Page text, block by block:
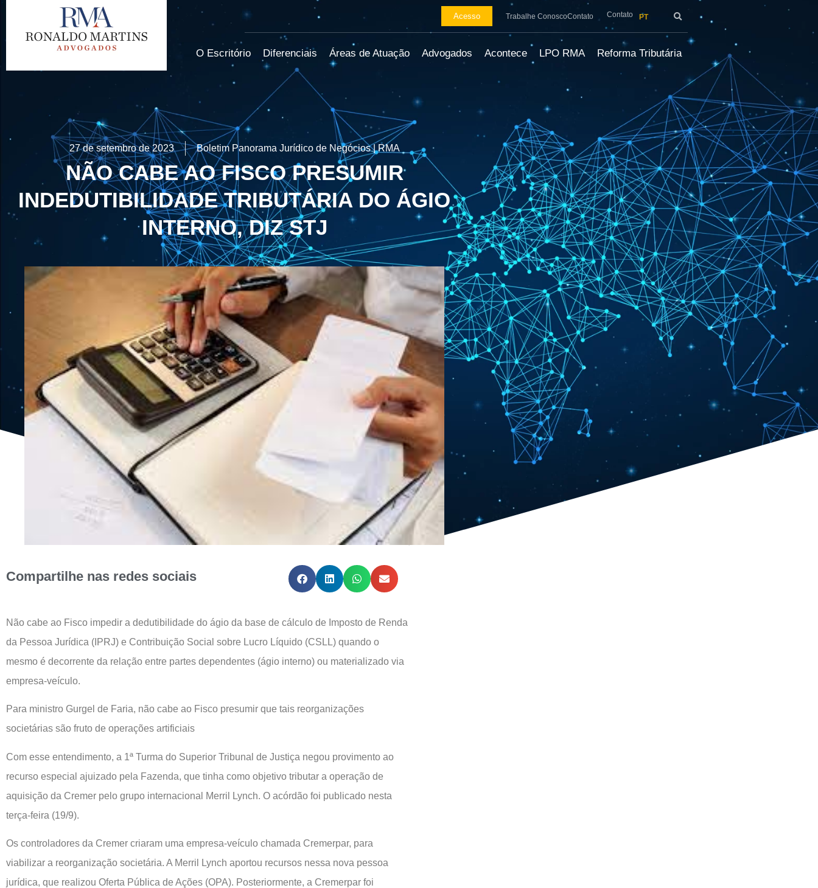
Acesso Trabalhe ConoscoContato Contato PT
O Escritório Diferenciais Áreas de Atuação Advogados Acontece LPO RMA Reforma Tributária
27 de setembro de 2023 Boletim Panorama Jurídico de Negócios | RMA
NÃO CABE AO FISCO PRESUMIR
INDEDUTIBILIDADE TRIBUTÁRIA DO ÁGIO
INTERNO, DIZ STJ
Compartilhe nas redes sociais
Não cabe ao Fisco impedir a dedutibilidade do ágio da base de cálculo de Imposto de Renda
da Pessoa Jurídica (IPRJ) e Contribuição Social sobre Lucro Líquido (CSLL) quando o
mesmo é decorrente da relação entre partes dependentes (ágio interno) ou materializado via
empresa-veículo.
Para ministro Gurgel de Faria, não cabe ao Fisco presumir que tais reorganizações
societárias são fruto de operações artificiais
Com esse entendimento, a 1ª Turma do Superior Tribunal de Justiça negou provimento ao
recurso especial ajuizado pela Fazenda, que tinha como objetivo tributar a operação de
aquisição da Cremer pelo grupo internacional Merril Lynch. O acórdão foi publicado nesta
terça-feira (19/9).
Os controladores da Cremer criaram uma empresa-veículo chamada Cremerpar, para
viabilizar a reorganização societária. A Merril Lynch aportou recursos nessa nova pessoa
jurídica, que realizou Oferta Pública de Ações (OPA). Posteriormente, a Cremerpar foi